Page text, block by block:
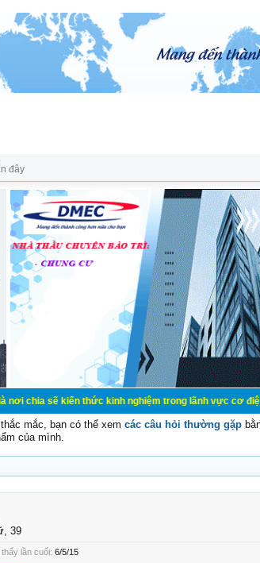
thức kinh nghiệm trong lãnh vực cơ điện, mua
mắc, bạn có thể xem các câu hỏi thường gặp
của mình.
39
lần cuối: 6/5/15
đây